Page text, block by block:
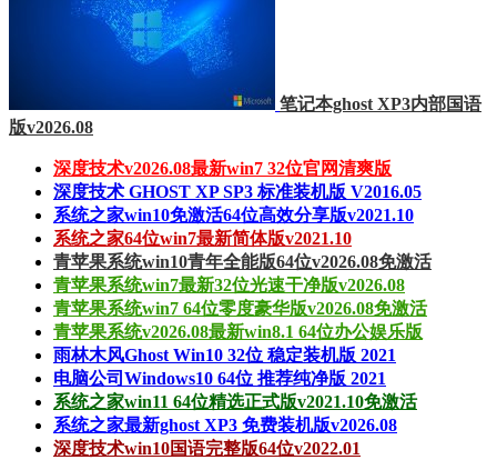
笔记本ghost XP3内部国语
版v2026.08
深度技术v2026.08最新win7 32位官网清爽版
深度技术 GHOST XP SP3 标准装机版 V2016.05
系统之家win10免激活64位高效分享版v2021.10
系统之家64位win7最新简体版v2021.10
青苹果系统win10青年全能版64位v2026.08免激活
青苹果系统win7最新32位光速干净版v2026.08
青苹果系统win7 64位零度豪华版v2026.08免激活
青苹果系统v2026.08最新win8.1 64位办公娱乐版
雨林木风Ghost Win10 32位 稳定装机版 2021
电脑公司Windows10 64位 推荐纯净版 2021
系统之家win11 64位精选正式版v2021.10免激活
系统之家最新ghost XP3 免费装机版v2026.08
深度技术win10国语完整版64位v2022.01